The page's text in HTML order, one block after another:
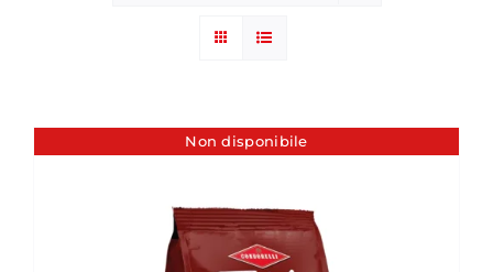
Non disponibile